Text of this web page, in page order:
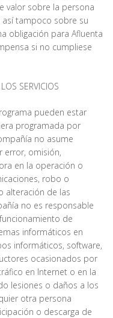
valor sobre la persona
tampoco sobre su
obligación para Afluenta
si no cumpliese
SERVICIOS
pueden estar
programada por
no asume
error, omisión,
en la operación o
robo o
alteración de las
no es responsable
de
informáticos en
informáticos, software,
ocasionados por
en Internet o en la
lesiones o daños a los
otra persona
o descarga de